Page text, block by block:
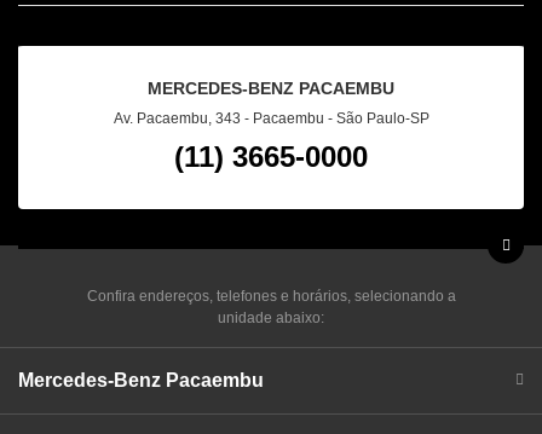
MERCEDES-BENZ PACAEMBU
Av. Pacaembu, 343 - Pacaembu - São Paulo-SP
(11) 3665-0000
Confira endereços, telefones e horários, selecionando a
unidade abaixo:
Mercedes-Benz Pacaembu